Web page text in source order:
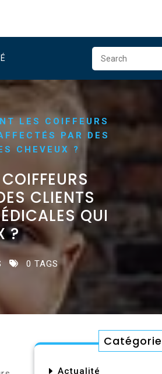
LES COIFFEURS
PAR DES
CHEVEUX ?
CLIENTS
QUI
?
0 TAGS
Actualité